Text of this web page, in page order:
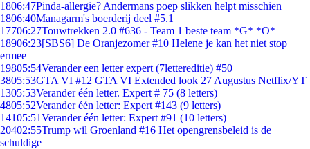
1806:47Pinda-allergie? Andermans poep slikken helpt misschien
1806:40Managarm's boerderij deel #5.1
17706:27Touwtrekken 2.0 #636 - Team 1 beste team *G* *O*
18906:23[SBS6] De Oranjezomer #10 Helene je kan het niet stop
ermee
19805:54Verander een letter expert (7lettereditie) #50
3805:53GTA VI #12 GTA VI Extended look 27 Augustus Netflix/YT
1305:53Verander één letter. Expert # 75 (8 letters)
4805:52Verander één letter: Expert #143 (9 letters)
14105:51Verander één letter: Expert #91 (10 letters)
20402:55Trump wil Groenland #16 Het opengrensbeleid is de
schuldige